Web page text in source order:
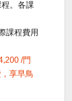
。各課
課程費用
/門
享早鳥